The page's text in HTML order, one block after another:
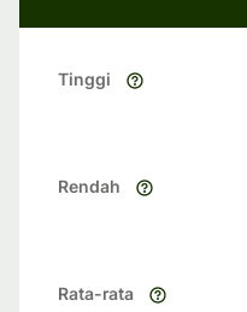
Tinggi
Rendah
Rata-rata